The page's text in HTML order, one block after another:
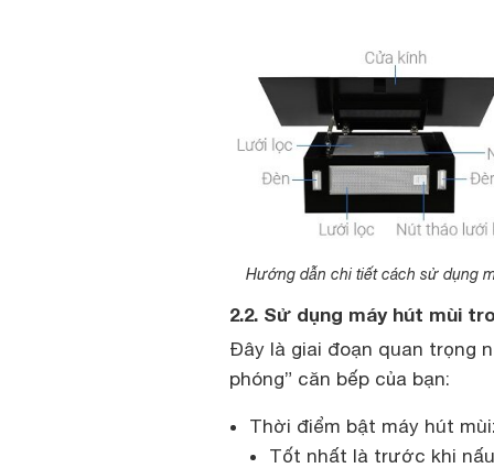
Hướng dẫn chi tiết cách sử dụng
2.2. Sử dụng máy hút mùi
Đây là giai đoạn quan trọng
phóng” căn bếp của bạn:
Thời điểm bật máy hút
Tốt nhất là trước khi